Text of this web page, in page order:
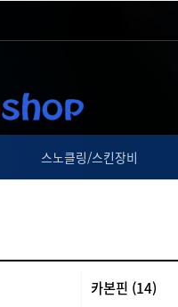
스노클링/스킨장비
카본핀 (14)